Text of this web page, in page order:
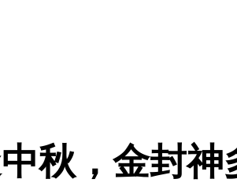
秋，金封